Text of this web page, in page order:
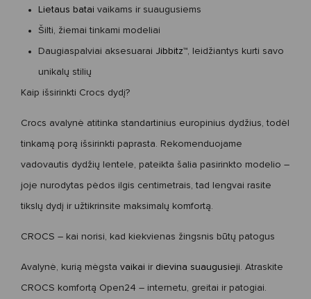
Lietaus batai vaikams ir suaugusiems
Šilti, žiemai tinkami modeliai
Daugiaspalviai aksesuarai Jibbitz™ , leidžiantys kurti savo
unikalų stilių
Kaip išsirinkti Crocs dydį?
Crocs avalynė atitinka standartinius europinius dydžius, todėl
tinkamą porą išsirinkti paprasta. Rekomenduojame
vadovautis dydžių lentele , pateikta šalia pasirinkto modelio –
joje nurodytas pėdos ilgis centimetrais, tad lengvai rasite
tikslų dydį ir užtikrinsite maksimalų komfortą.
CROCS – kai norisi, kad kiekvienas žingsnis būtų patogus
Avalynė, kurią mėgsta vaikai ir dievina suaugusieji . Atraskite
CROCS komfortą Open24 – internetu, greitai ir patogiai.